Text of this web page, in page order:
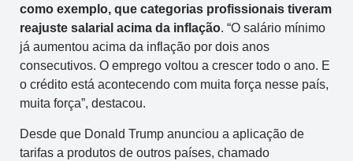
como exemplo, que categorias profissionais tiveram
reajuste salarial acima da inflação. “O salário mínimo
já aumentou acima da inflação por dois anos
consecutivos. O emprego voltou a crescer todo o ano. E
o crédito está acontecendo com muita força nesse país,
muita força”, destacou.
Desde que Donald Trump anunciou a aplicação de
tarifas a produtos de outros países, chamado